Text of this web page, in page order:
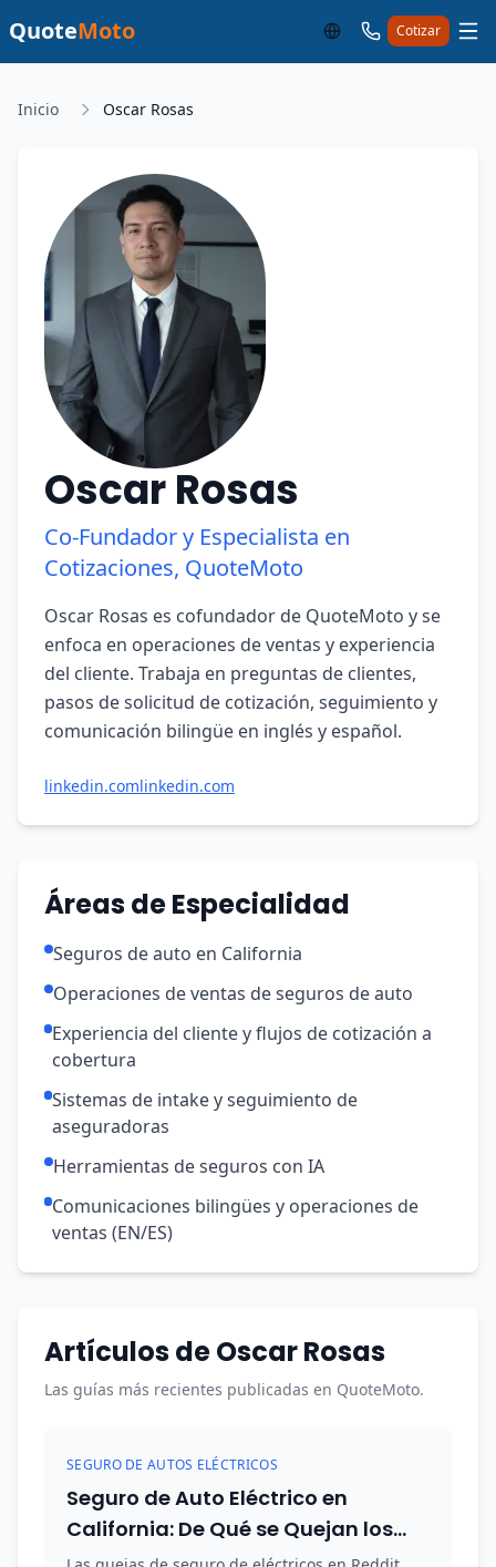
QuoteMoto Cotizar
Inicio Oscar Rosas
Oscar Rosas
Co-Fundador y Especialista en
Cotizaciones, QuoteMoto
Oscar Rosas es cofundador de QuoteMoto y se
enfoca en operaciones de ventas y experiencia
del cliente. Trabaja en preguntas de clientes,
pasos de solicitud de cotización, seguimiento y
comunicación bilingüe en inglés y español.
linkedin.comlinkedin.com
Áreas de Especialidad
Seguros de auto en California
Operaciones de ventas de seguros de auto
Experiencia del cliente y flujos de cotización a
cobertura
Sistemas de intake y seguimiento de
aseguradoras
Herramientas de seguros con IA
Comunicaciones bilingües y operaciones de
ventas (EN/ES)
Artículos de Oscar Rosas
Las guías más recientes publicadas en QuoteMoto.
SEGURO DE AUTOS ELÉCTRICOS
Seguro de Auto Eléctrico en
California: De Qué se Quejan los
Dueños en Reddit